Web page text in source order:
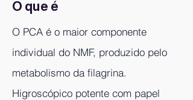
O que é
O PCA é o maior componente
individual do NMF, produzido pelo
metabolismo da filagrina.
Higroscópico potente com papel